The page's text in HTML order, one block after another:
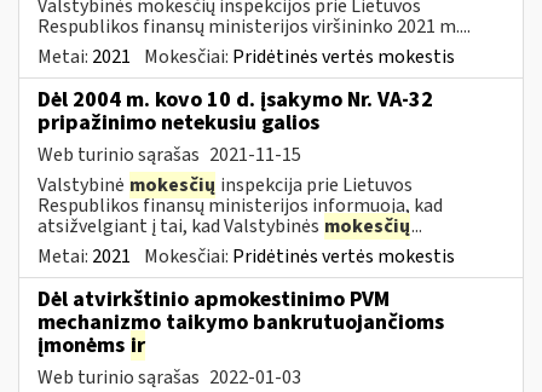
Valstybinės mokesčių inspekcijos prie Lietuvos
Respublikos finansų ministerijos viršininko 2021 m....
Metai: 2021 Mokesčiai: Pridėtinės vertės mokestis
Dėl 2004 m. kovo 10 d. įsakymo Nr. VA-32
pripažinimo netekusiu galios
Web turinio sąrašas 2021-11-15
Valstybinė mokesčių inspekcija prie Lietuvos
Respublikos finansų ministerijos informuoja, kad
atsižvelgiant į tai, kad Valstybinės mokesčių...
Metai: 2021 Mokesčiai: Pridėtinės vertės mokestis
Dėl atvirkštinio apmokestinimo PVM
mechanizmo taikymo bankrutuojančioms
įmonėms ir
Web turinio sąrašas 2022-01-03